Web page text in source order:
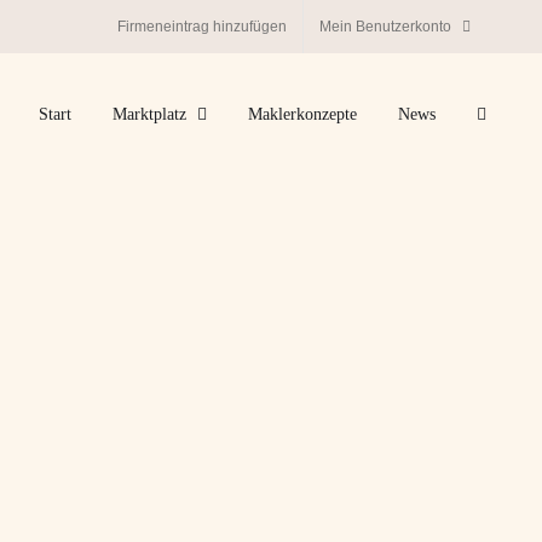
Firmeneintrag hinzufügen Mein Benutzerkonto
Start Marktplatz Maklerkonzepte News